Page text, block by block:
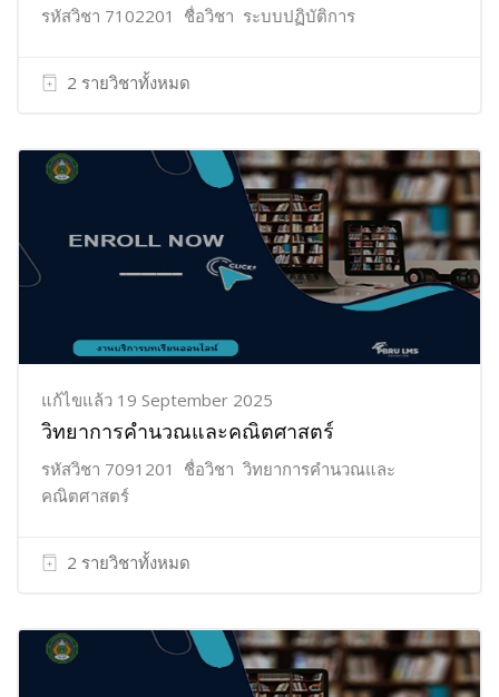
รหัสวิชา 7102201 ชื่อวิชา ระบบปฏิบัติการ
2 รายวิชาทั้งหมด
แก้ไขแล้ว 19 September 2025
วิทยาการคำนวณและคณิตศาสตร์
รหัสวิชา 7091201 ชื่อวิชา วิทยาการคำนวณและ
คณิตศาสตร์
2 รายวิชาทั้งหมด